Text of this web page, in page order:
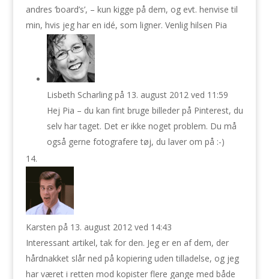
andres ‘board’s’, – kun kigge på dem, og evt. henvise til
min, hvis jeg har en idé, som ligner. Venlig hilsen Pia
Lisbeth Scharling på 13. august 2012 ved 11:59
Hej Pia – du kan fint bruge billeder på Pinterest, du
selv har taget. Det er ikke noget problem. Du må
også gerne fotografere tøj, du laver om på :-)
Karsten på 13. august 2012 ved 14:43
Interessant artikel, tak for den. Jeg er en af dem, der
hårdnakket slår ned på kopiering uden tilladelse, og jeg
har været i retten mod kopister flere gange med både